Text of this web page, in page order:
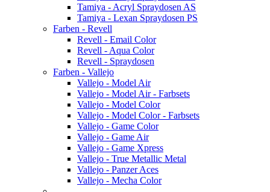
Tamiya - Acryl Spraydosen AS
Tamiya - Lexan Spraydosen PS
Farben - Revell
Revell - Email Color
Revell - Aqua Color
Revell - Spraydosen
Farben - Vallejo
Vallejo - Model Air
Vallejo - Model Air - Farbsets
Vallejo - Model Color
Vallejo - Model Color - Farbsets
Vallejo - Game Color
Vallejo - Game Air
Vallejo - Game Xpress
Vallejo - True Metallic Metal
Vallejo - Panzer Aces
Vallejo - Mecha Color